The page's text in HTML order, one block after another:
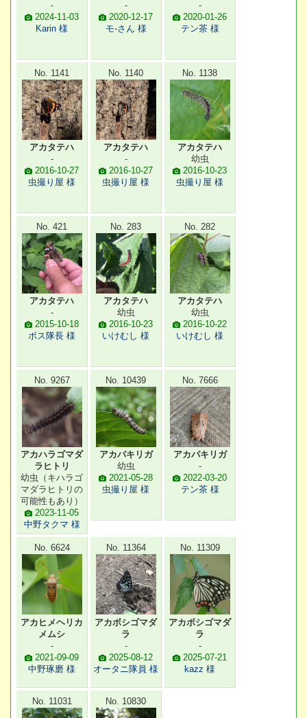
-
2024-11-03
Karin 様
-
2020-12-17
モ-さん 様
-
2020-01-26
テン茶 様
No. 1141
アカタテハ
-
2016-10-27
虫撮り屋 様
No. 1140
アカタテハ
-
2016-10-27
虫撮り屋 様
No. 1138
アカタテハ
幼虫
2016-10-23
虫撮り屋 様
No. 421
アカタテハ
-
2015-10-18
ボス隊長 様
No. 283
アカタテハ
幼虫
2016-10-23
いけむし 様
No. 282
アカタテハ
幼虫
2016-10-22
いけむし 様
No. 9267
アカハラゴマダ
ラヒトリ
幼虫（キハラゴ
マダラヒトリの
可能性もあり）
2023-11-05
中野タクマ 様
No. 10439
アカバキリガ
幼虫
2021-05-28
虫撮り屋 様
No. 7666
アカバキリガ
-
2022-03-20
テン茶 様
No. 6624
アカヒメヘリカ
メムシ
-
2021-09-09
中野琢磨 様
No. 11364
アカボシゴマダ
ラ
-
2025-08-12
オータニ隊員 様
No. 11309
アカボシゴマダ
ラ
-
2025-07-21
kazz 様
No. 11031 No. 10830